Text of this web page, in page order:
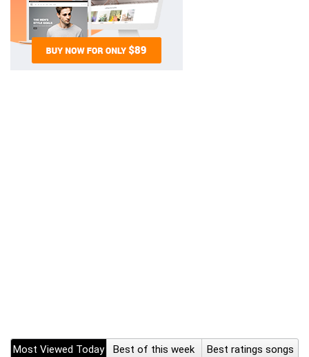
Most Viewed Today Best of this week
Best ratings songs